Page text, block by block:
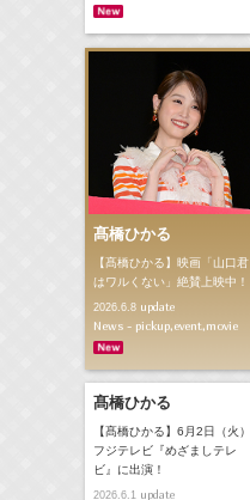
髙橋ひかる
【髙橋ひかる】映画「山口君
はワルくない」絶賛上映中！
2026.6.8update
News - pickup,event,movie
髙橋ひかる
【髙橋ひかる】6月2日（火）
フジテレビ『めざましテレ
ビ』に出演！
2026.6.1update